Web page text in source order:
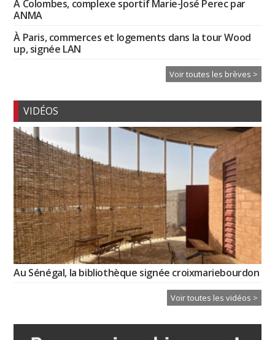
À Colombes, complexe sportif Marie-José Perec par
ANMA
À Paris, commerces et logements dans la tour Wood
up, signée LAN
Voir toutes les brèves >
VIDÉOS
Au Sénégal, la bibliothèque signée croixmariebourdon
Voir toutes les vidéos >